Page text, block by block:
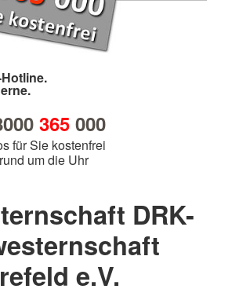
365000
für Sie kostenfrei
rund um die Uhr
DRK-
e.V.